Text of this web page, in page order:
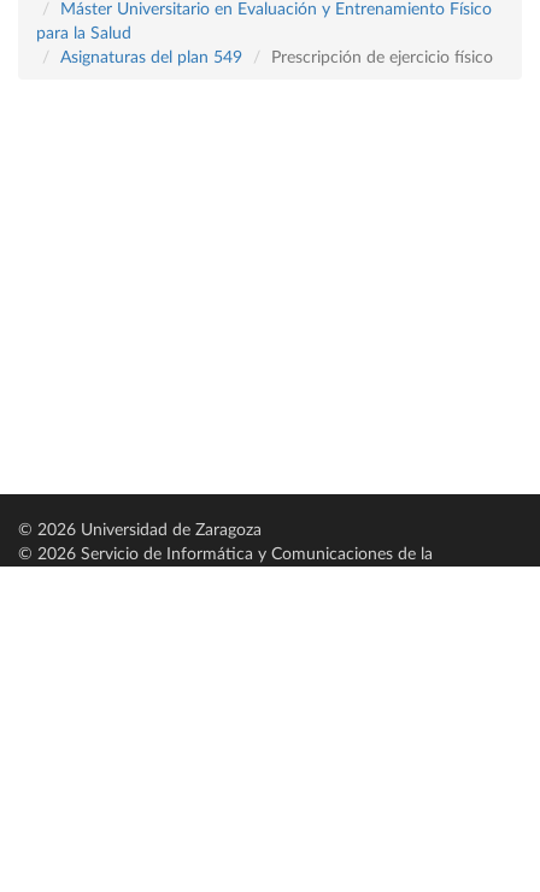
Máster Universitario en Evaluación y Entrenamiento Físico
para la Salud
Asignaturas del plan 549
Prescripción de ejercicio físico
© 2026 Universidad de Zaragoza
© 2026 Servicio de Informática y Comunicaciones de la